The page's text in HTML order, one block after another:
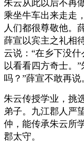
朱云从此以后不再
乘坐牛车出来走走
人们都很尊敬他。
薛宣以宾主之礼相
云说：“在乡下没
以看看四方奇士。
吗？”薛宣不敢再说
朱云传授学业，挑
弟子。九江郡人严
仲，能传承朱云所
郡太守。